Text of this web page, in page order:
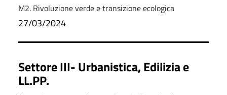
M2. Rivoluzione verde e transizione ecologica
27/03/2024
Settore III- Urbanistica, Edilizia e
LL.PP.